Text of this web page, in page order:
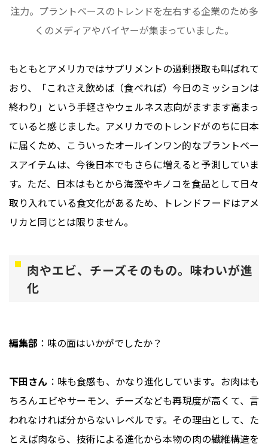
注力。プラントベースのトレンドを左右する企業のため多
くのメディアやバイヤーが集まっていました。
もともとアメリカではサプリメントの過剰摂取も叫ばれて
おり、「これさえ飲めば（食べれば）今日のミッションは
終わり」という手軽さやウェルネス志向がますます高まっ
ていると感じました。アメリカでのトレンドがのちに日本
に届くため、こういったオールインワン的なプラントベー
スアイテムは、今後日本でもさらに増えると予測していま
す。ただ、日本はもとから海藻やキノコを食品として日々
取り入れている食文化があるため、トレンドフードはアメ
リカと同じとは限りません。
肉やエビ、チーズそのもの。味わいが進
化
編集部 ：味の面はいかがでしたか？
下田さん ：味も食感も、かなり進化しています。お肉はも
ちろんエビやサーモン、チーズなども再現度が高くて、言
われなければ分からないレベルです。その理由として、た
とえば肉なら、技術による進化から本物の肉の繊維構造を